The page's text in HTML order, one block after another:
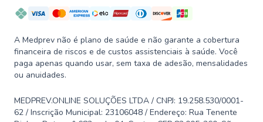
A Medprev não é plano de saúde e não garante a cobertura
financeira de riscos e de custos assistenciais à saúde. Você
paga apenas quando usar, sem taxa de adesão, mensalidades
ou anuidades.
MEDPREV.ONLINE SOLUÇÕES LTDA / CNPJ: 19.258.530/0001-
62 / Inscrição Municipal: 23106048 / Endereço: Rua Tenente